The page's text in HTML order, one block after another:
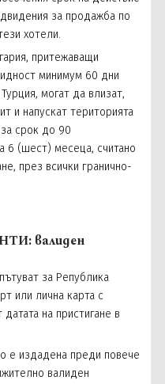
за продажба по
хотели.
притежаващи
минимум 60 дни
могат да влизат,
и напускат територията
срок до 90
6 (шест) месеца, считано
през всички гранично-
валиден
за Република
или лична карта с
на пристигане в
е издадена преди повече
валиден